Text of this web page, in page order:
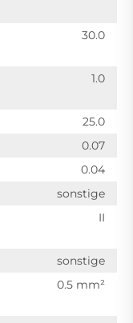
30.0
1.0
25.0
0.07
0.04
sonstige
II
sonstige
0.5 mm²